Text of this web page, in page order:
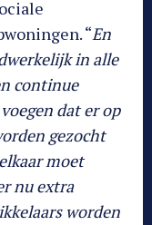
“En
in alle
continue
dat er op
gezocht
moet
nu extra
worden